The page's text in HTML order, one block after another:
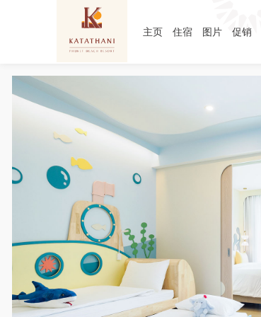
主页 住宿 图片 促销